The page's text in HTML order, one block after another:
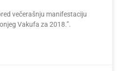
večerašnju manifestaciju
Vakufa za 2018.”.